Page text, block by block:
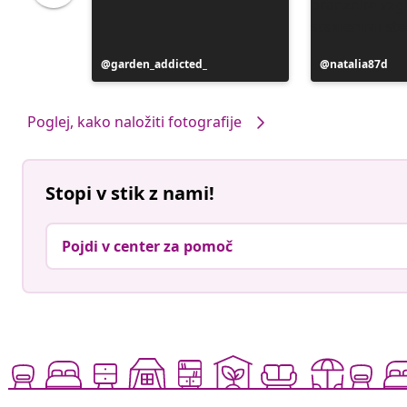
Objavo
je
garden_addicted_
Objavo
je
natalia87d
Poglej, kako naložiti fotografije
Stopi v stik z nami!
Pojdi v center za pomoč